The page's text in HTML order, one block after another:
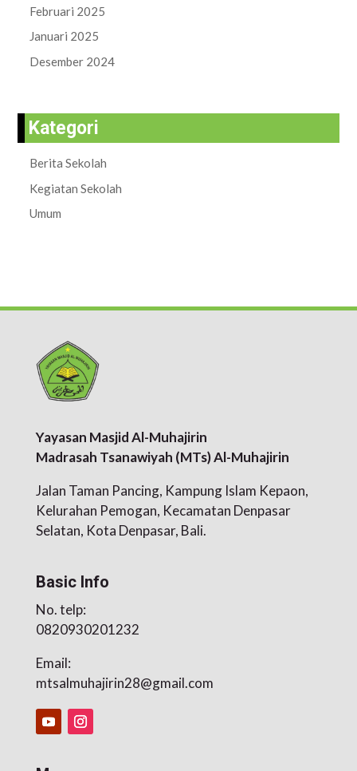
Februari 2025
Januari 2025
Desember 2024
Kategori
Berita Sekolah
Kegiatan Sekolah
Umum
Yayasan Masjid Al-Muhajirin
Madrasah Tsanawiyah (MTs) Al-Muhajirin
Jalan Taman Pancing, Kampung Islam Kepaon,
Kelurahan Pemogan, Kecamatan Denpasar
Selatan, Kota Denpasar, Bali.
Basic Info
No. telp:
0820930201232
Email:
mtsalmuhajirin28@gmail.com